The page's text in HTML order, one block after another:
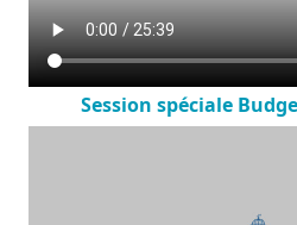
Session spéciale